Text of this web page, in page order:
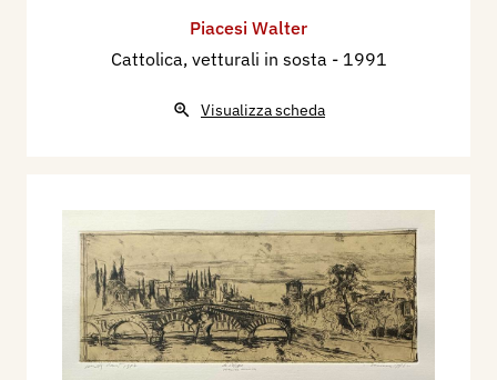
Piacesi Walter
Cattolica, vetturali in sosta - 1991
Visualizza scheda